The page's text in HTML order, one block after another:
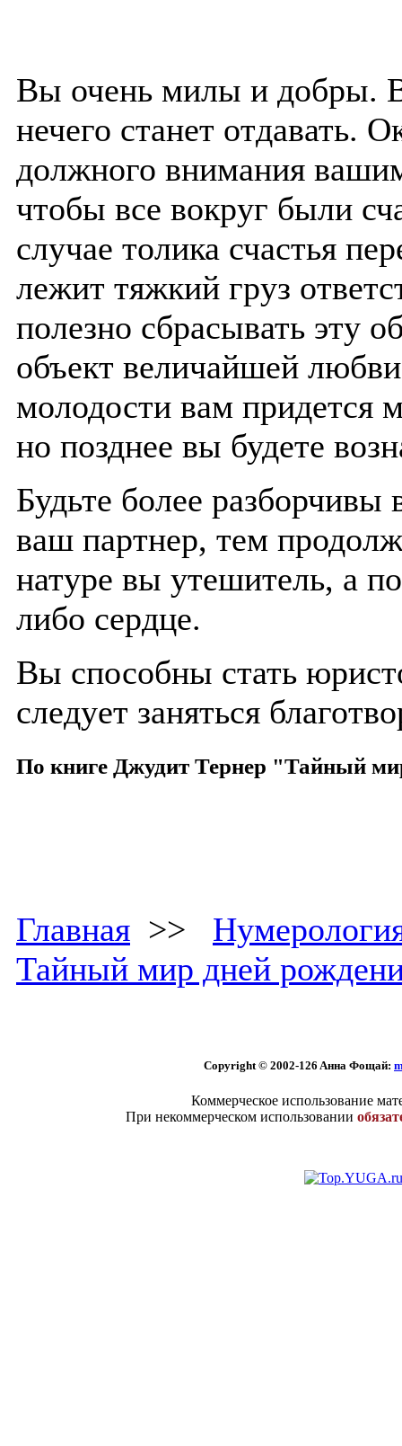
Вы очень милы и добры.
нечего станет отдавать.
должного внимания
чтобы все вокруг были
случае толика счастья
лежит тяжкий груз
полезно сбрасывать эту
объект величайшей
молодости вам придется
но позднее вы будете
Будьте более
ваш партнер, тем
натуре вы утешитель, а
либо сердце.
Вы способны стать
следует заняться
По книге Джудит Тернер "Тайный
Главная >>
Тайный мир дней
Copyright © 2002-126 Aннa Фoщaй:
Коммерческое использование
При некоммерческом использовании